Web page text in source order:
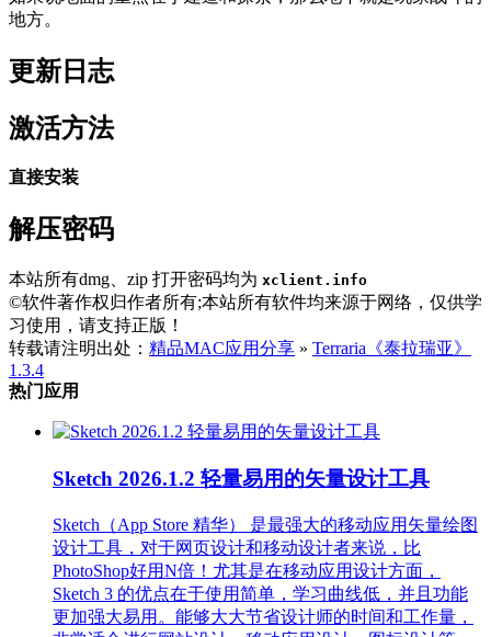
地方。
更新日志
激活方法
直接安装
解压密码
本站所有dmg、zip 打开密码均为 xclient.info
©软件著作权归作者所有;本站所有软件均来源于网络，仅供学
习使用，请支持正版！
转载请注明出处： 精品MAC应用分享 » Terraria《泰拉瑞亚》
1.3.4
热门应用
Sketch 2026.1.2 轻量易用的矢量设计工具
Sketch（App Store 精华） 是最强大的移动应用矢量绘图
设计工具，对于网页设计和移动设计者来说，比
PhotoShop好用N倍！尤其是在移动应用设计方面，
Sketch 3 的优点在于使用简单，学习曲线低，并且功能
更加强大易用。能够大大节省设计师的时间和工作量，